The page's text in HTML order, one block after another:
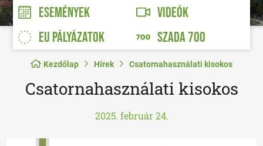
ESEMÉNYEK
VIDEÓK
EU PÁLYÁZATOK
SZADA 700
Kezdőlap Hírek Csatornahasználati kisokos
Csatornahasználati kisokos
2025. február 24.